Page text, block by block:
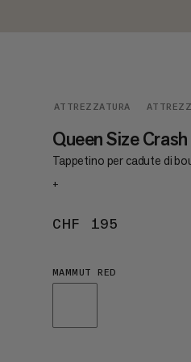
ATTREZZATURA
Queen Size
Tappetino per cadute di
+
CHF 195
MAMMUT RED